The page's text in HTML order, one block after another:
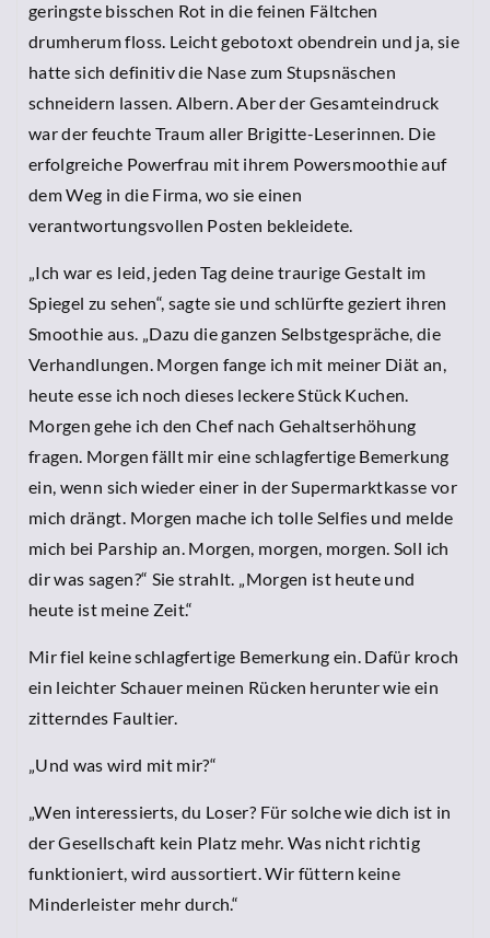
geringste bisschen Rot in die feinen Fältchen
drumherum floss. Leicht gebotoxt obendrein und ja, sie
hatte sich definitiv die Nase zum Stupsnäschen
schneidern lassen. Albern. Aber der Gesamteindruck
war der feuchte Traum aller Brigitte-Leserinnen. Die
erfolgreiche Powerfrau mit ihrem Powersmoothie auf
dem Weg in die Firma, wo sie einen
verantwortungsvollen Posten bekleidete.
„Ich war es leid, jeden Tag deine traurige Gestalt im
Spiegel zu sehen“, sagte sie und schlürfte geziert ihren
Smoothie aus. „Dazu die ganzen Selbstgespräche, die
Verhandlungen. Morgen fange ich mit meiner Diät an,
heute esse ich noch dieses leckere Stück Kuchen.
Morgen gehe ich den Chef nach Gehaltserhöhung
fragen. Morgen fällt mir eine schlagfertige Bemerkung
ein, wenn sich wieder einer in der Supermarktkasse vor
mich drängt. Morgen mache ich tolle Selfies und melde
mich bei Parship an. Morgen, morgen, morgen. Soll ich
dir was sagen?“ Sie strahlt. „Morgen ist heute und
heute ist meine Zeit.“
Mir fiel keine schlagfertige Bemerkung ein. Dafür kroch
ein leichter Schauer meinen Rücken herunter wie ein
zitterndes Faultier.
„Und was wird mit mir?“
„Wen interessierts, du Loser? Für solche wie dich ist in
der Gesellschaft kein Platz mehr. Was nicht richtig
funktioniert, wird aussortiert. Wir füttern keine
Minderleister mehr durch.“